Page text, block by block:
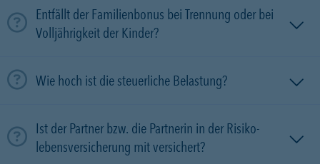
Entfällt der Familienbonus bei Trennung oder bei
Volljährigkeit der Kinder?
Wie hoch ist die steuerliche Belastung?
Ist der Partner bzw. die Partnerin in der Risiko­
lebens­versicherung mit versichert?